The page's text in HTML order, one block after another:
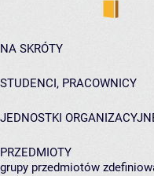
NA SKRÓTY
STUDENCI, PRACOWNICY
JEDNOSTKI
PRZEDMIOTY
grupy przedmiotów